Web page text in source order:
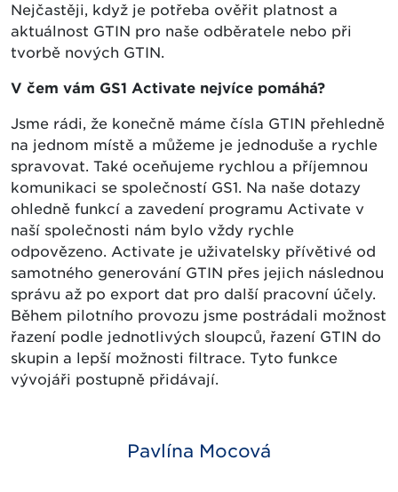
Nejčastěji, když je potřeba ověřit platnost a
aktuálnost GTIN pro naše odběratele nebo při
tvorbě nových GTIN.
V čem vám GS1 Activate nejvíce pomáhá?
Jsme rádi, že konečně máme čísla GTIN přehledně
na jednom místě a můžeme je jednoduše a rychle
spravovat. Také oceňujeme rychlou a příjemnou
komunikaci se společností GS1. Na naše dotazy
ohledně funkcí a zavedení programu Activate v
naší společnosti nám bylo vždy rychle
odpovězeno. Activate je uživatelsky přívětivé od
samotného generování GTIN přes jejich následnou
správu až po export dat pro další pracovní účely.
Během pilotního provozu jsme postrádali možnost
řazení podle jednotlivých sloupců, řazení GTIN do
skupin a lepší možnosti filtrace. Tyto funkce
vývojáři postupně přidávají.
Pavlína Mocová